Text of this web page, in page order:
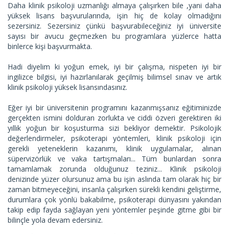
Daha klinik psikoloji uzmanlığı almaya çalışırken bile ,yani daha
yüksek lisans başvurularında, işin hiç de kolay olmadığını
sezersiniz. Sezersiniz çünkü başvurabileceğiniz iyi üniversite
sayısı bir avucu geçmezken bu programlara yüzlerce hatta
binlerce kişi başvurmakta.
Hadi diyelim ki yoğun emek, iyi bir çalışma, nispeten iyi bir
ingilizce bilgisi, iyi hazırlanılarak geçilmiş bilimsel sınav ve artık
klinik psikoloji yüksek lisansındasınız.
Eğer iyi bir üniversitenin programını kazanmışsanız eğitiminizde
gerçekten ismini dolduran zorlukta ve ciddi özveri gerektiren iki
yıllık yoğun bir koşusturma sizi bekliyor demektir. Psikolojik
değerlendirmeler, psikoterapi yöntemleri, klinik psikoloji için
gerekli yeteneklerin kazanımı, klinik uygulamalar, alınan
süpervizörlük ve vaka tartışmaları... Tüm bunlardan sonra
tamamlamak zorunda olduğunuz teziniz... Klinik psikoloji
denizinde yüzer olursunuz ama bu işin aslında tam olarak hiç bir
zaman bitmeyeceğini, insanla çalışırken sürekli kendini geliştirme,
durumlara çok yönlü bakabilme, psikoterapi dünyasını yakından
takip edip fayda sağlayan yeni yöntemler peşinde gitme gibi bir
bilinçle yola devam edersiniz.